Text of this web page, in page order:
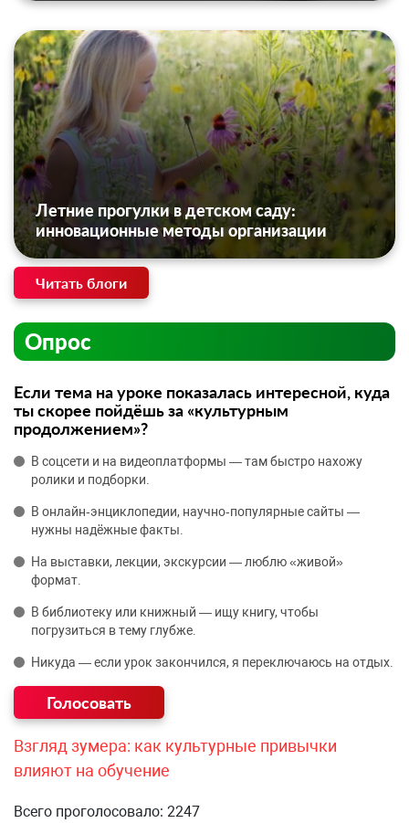
Летние прогулки в детском саду:
инновационные методы организации
Читать блоги
Опрос
Если тема на уроке показалась интересной, куда
ты скорее пойдёшь за «культурным
продолжением»?
В соцсети и на видеоплатформы — там быстро нахожу
ролики и подборки.
В онлайн‑энциклопедии, научно‑популярные сайты —
нужны надёжные факты.
На выставки, лекции, экскурсии — люблю «живой»
формат.
В библиотеку или книжный — ищу книгу, чтобы
погрузиться в тему глубже.
Никуда — если урок закончился, я переключаюсь на отдых.
Взгляд зумера: как культурные привычки
влияют на обучение
Всего проголосовало: 2247